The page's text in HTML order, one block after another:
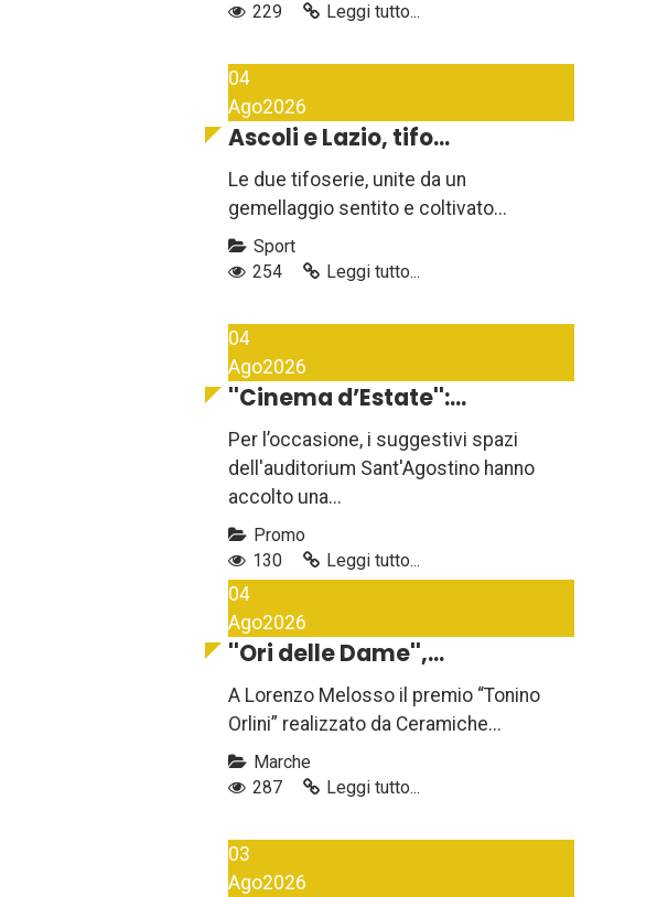
229
Leggi tutto...
04
Ago2026
Ascoli e Lazio, tifo...
Le due tifoserie, unite da un
gemellaggio sentito e coltivato...
Sport
254
Leggi tutto...
04
Ago2026
''Cinema d’Estate'':...
Per l’occasione, i suggestivi spazi
dell'auditorium Sant'Agostino hanno
accolto una...
Promo
130
Leggi tutto...
04
Ago2026
''Ori delle Dame'',...
A Lorenzo Melosso il premio “Tonino
Orlini” realizzato da Ceramiche...
Marche
287
Leggi tutto...
03
Ago2026